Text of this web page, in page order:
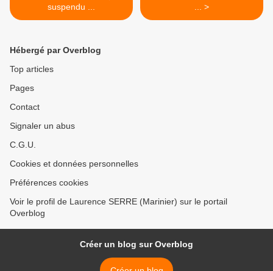
suspendu ...
... >
Hébergé par Overblog
Top articles
Pages
Contact
Signaler un abus
C.G.U.
Cookies et données personnelles
Préférences cookies
Voir le profil de Laurence SERRE (Marinier) sur le portail
Overblog
Créer un blog sur Overblog